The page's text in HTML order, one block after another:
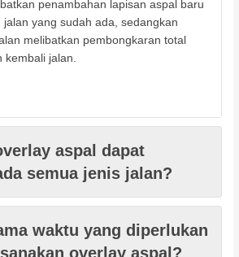
penambahan lapisan aspal baru
yang sudah ada, sedangkan
melibatkan pembongkaran total
jalan.
aspal dapat
semua jenis jalan?
waktu yang diperlukan
overlay aspal?